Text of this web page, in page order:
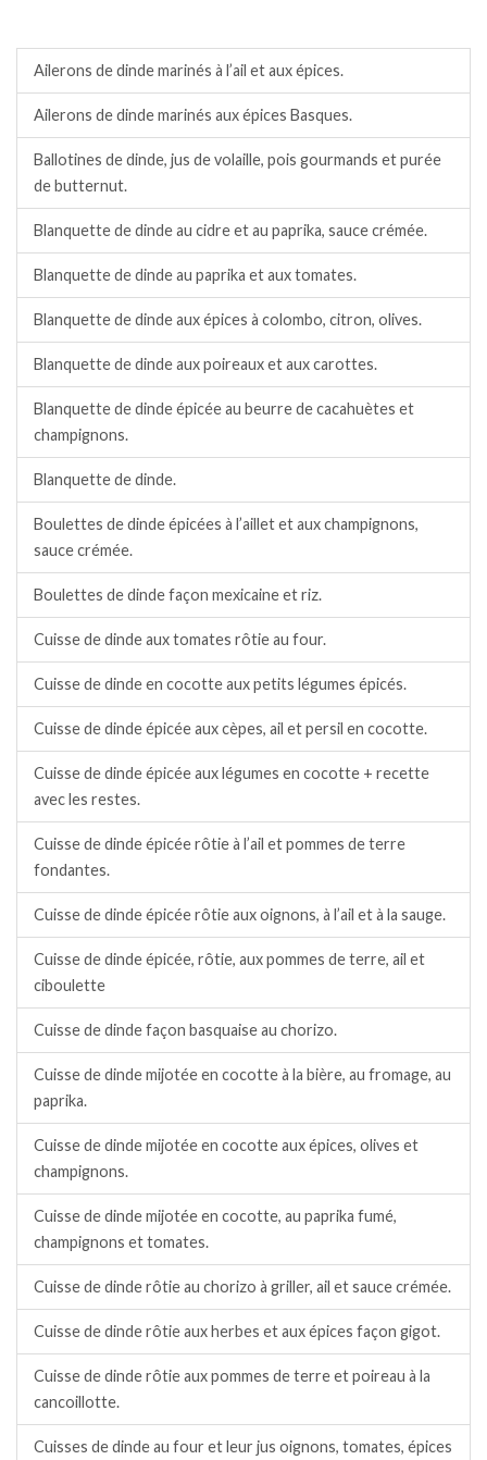
Ailerons de dinde marinés à l’ail et aux épices.
Ailerons de dinde marinés aux épices Basques.
Ballotines de dinde, jus de volaille, pois gourmands et purée
de butternut.
Blanquette de dinde au cidre et au paprika, sauce crémée.
Blanquette de dinde au paprika et aux tomates.
Blanquette de dinde aux épices à colombo, citron, olives.
Blanquette de dinde aux poireaux et aux carottes.
Blanquette de dinde épicée au beurre de cacahuètes et
champignons.
Blanquette de dinde.
Boulettes de dinde épicées à l’aillet et aux champignons,
sauce crémée.
Boulettes de dinde façon mexicaine et riz.
Cuisse de dinde aux tomates rôtie au four.
Cuisse de dinde en cocotte aux petits légumes épicés.
Cuisse de dinde épicée aux cèpes, ail et persil en cocotte.
Cuisse de dinde épicée aux légumes en cocotte + recette
avec les restes.
Cuisse de dinde épicée rôtie à l’ail et pommes de terre
fondantes.
Cuisse de dinde épicée rôtie aux oignons, à l’ail et à la sauge.
Cuisse de dinde épicée, rôtie, aux pommes de terre, ail et
ciboulette
Cuisse de dinde façon basquaise au chorizo.
Cuisse de dinde mijotée en cocotte à la bière, au fromage, au
paprika.
Cuisse de dinde mijotée en cocotte aux épices, olives et
champignons.
Cuisse de dinde mijotée en cocotte, au paprika fumé,
champignons et tomates.
Cuisse de dinde rôtie au chorizo à griller, ail et sauce crémée.
Cuisse de dinde rôtie aux herbes et aux épices façon gigot.
Cuisse de dinde rôtie aux pommes de terre et poireau à la
cancoillotte.
Cuisses de dinde au four et leur jus oignons, tomates, épices